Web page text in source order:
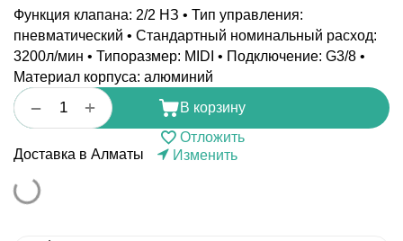
Функция клапана: 2/2 НЗ • Тип управления:
пневматический • Стандартный номинальный расход:
3200л/мин • Типоразмер: MIDI • Подключение: G3/8 •
Материал корпуса: алюминий
+
−
В корзину
Отложить
Доставка в Алматы
Изменить